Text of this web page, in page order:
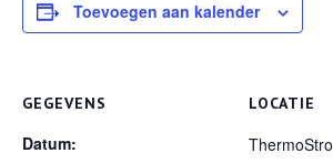
Toevoegen aan kalender
GEGEVENS
Datum:
LOCATIE
ThermoStro